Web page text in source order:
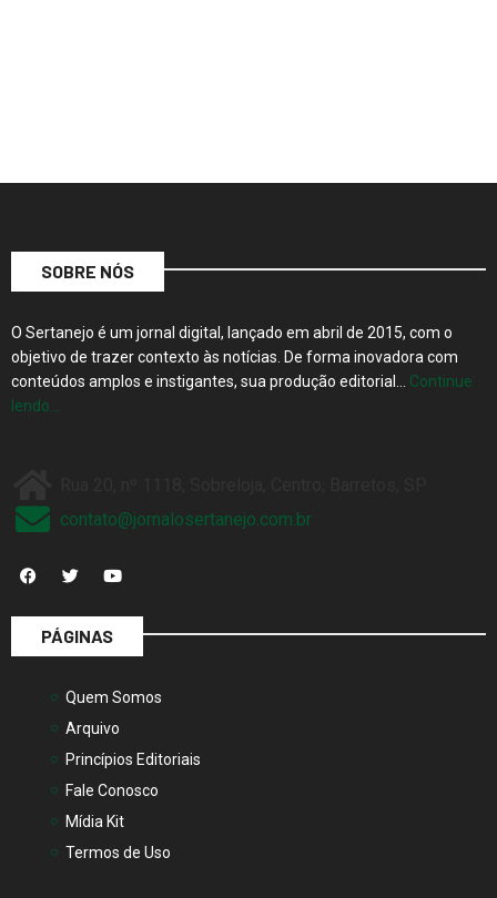
SOBRE NÓS
O Sertanejo é um jornal digital, lançado em abril de 2015, com o
objetivo de trazer contexto às notícias. De forma inovadora com
conteúdos amplos e instigantes, sua produção editorial… Continue
lendo…
contato@jornalosertanejo.com.br
PÁGINAS
Quem Somos
Arquivo
Princípios Editoriais
Fale Conosco
Mídia Kit
Termos de Uso